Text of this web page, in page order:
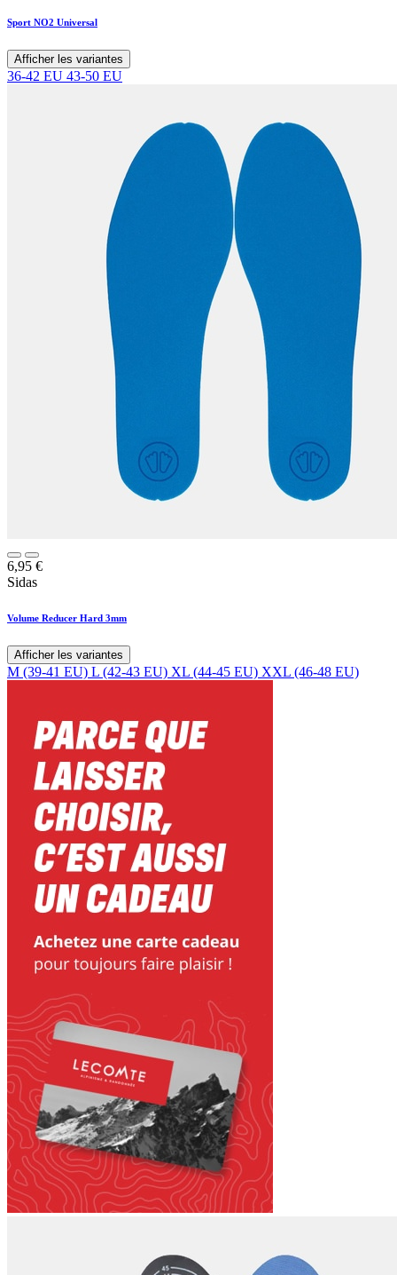
Sport NO2 Universal
Afficher les variantes
36-42 EU 43-50 EU
6,95 €
Sidas
Volume Reducer Hard 3mm
Afficher les variantes
M (39-41 EU) L (42-43 EU) XL (44-45 EU) XXL (46-48 EU)